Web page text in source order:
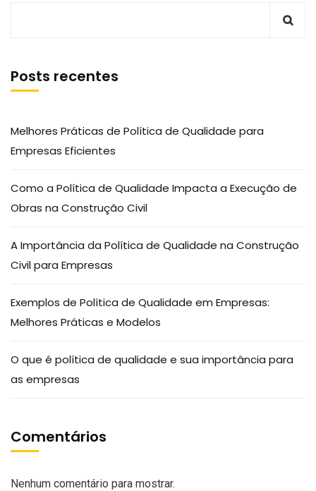
Posts recentes
Melhores Práticas de Política de Qualidade para
Empresas Eficientes
Como a Política de Qualidade Impacta a Execução de
Obras na Construção Civil
A Importância da Política de Qualidade na Construção
Civil para Empresas
Exemplos de Política de Qualidade em Empresas:
Melhores Práticas e Modelos
O que é política de qualidade e sua importância para
as empresas
Comentários
Nenhum comentário para mostrar.